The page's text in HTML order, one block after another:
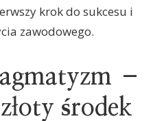
krok do sukcesu i
zawodowego.
–
środek